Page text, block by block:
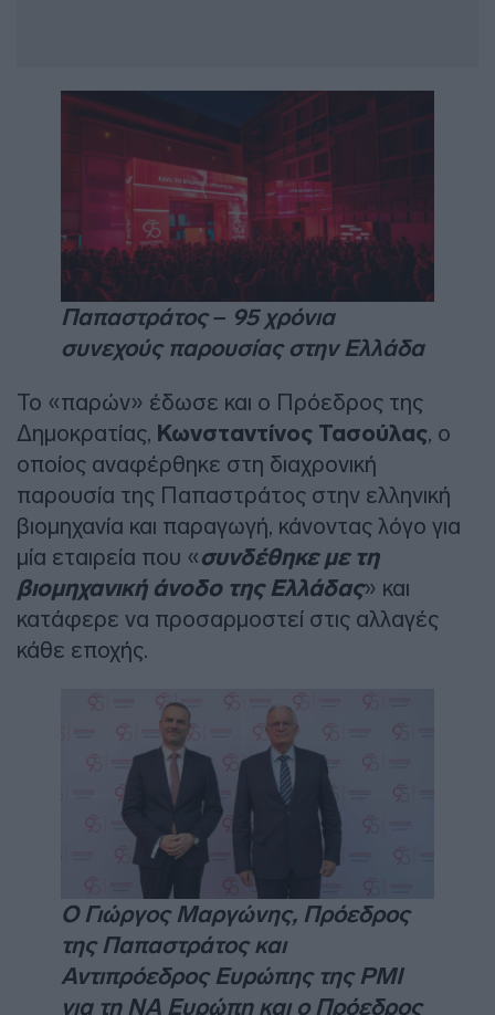
Παπαστράτος – 95 χρόνια
συνεχούς παρουσίας στην Ελλάδα
Το «παρών» έδωσε και ο Πρόεδρος της
Δημοκρατίας, Κωνσταντίνος Τασούλας , ο
οποίος αναφέρθηκε στη διαχρονική
παρουσία της Παπαστράτος στην ελληνική
βιομηχανία και παραγωγή, κάνοντας λόγο για
μία εταιρεία που «συνδέθηκε με τη
βιομηχανική άνοδο της Ελλάδας» και
κατάφερε να προσαρμοστεί στις αλλαγές
κάθε εποχής.
O Γιώργος Μαργώνης, Πρόεδρος
της Παπαστράτος και
Αντιπρόεδρος Ευρώπης της PMI
για τη ΝΑ Ευρώπη και ο Πρόεδρος